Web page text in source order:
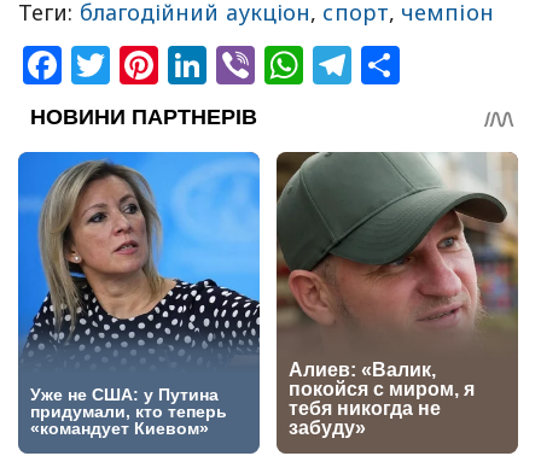
Теги: благодійний аукціон, спорт, чемпіон
Facebook
Twitter
Pinterest
LinkedIn
ViberWhatsApp
Telegram